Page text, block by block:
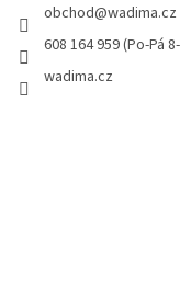
obchod@wadima.cz
608 164 959 (Po-Pá
wadima.cz